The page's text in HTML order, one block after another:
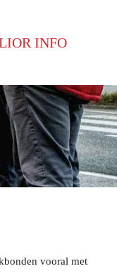
INFO
vooral met